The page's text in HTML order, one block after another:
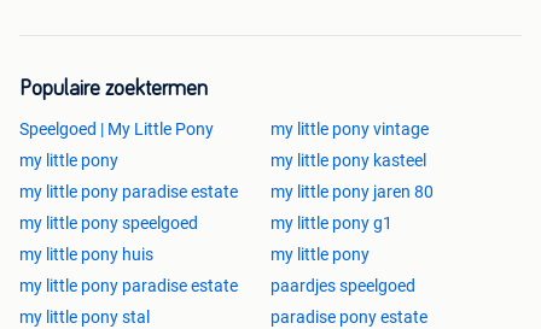
Populaire zoektermen
Speelgoed | My Little Pony
my little pony vintage
my little pony
my little pony kasteel
my little pony paradise estate
my little pony jaren 80
my little pony speelgoed
my little pony g1
my little pony huis
my little pony
my little pony paradise estate
paardjes speelgoed
my little pony stal
paradise pony estate